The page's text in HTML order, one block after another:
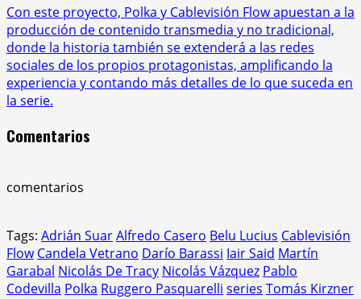
Con este proyecto, Polka y Cablevisión Flow apuestan a la
producción de contenido transmedia y no tradicional,
donde la historia también se extenderá a las redes
sociales de los propios protagonistas, amplificando la
experiencia y contando más detalles de lo que suceda en
la serie.
Comentarios
comentarios
Tags: Adrián SuarAlfredo Casero Belu Lucius Cablevisión
Flow Candela Vetrano Darío Barassi Iair Said Martín
Garabal Nicolás De Tracy Nicolás Vázquez Pablo
Codevilla Polka Ruggero Pasquarelli series Tomás Kirzner